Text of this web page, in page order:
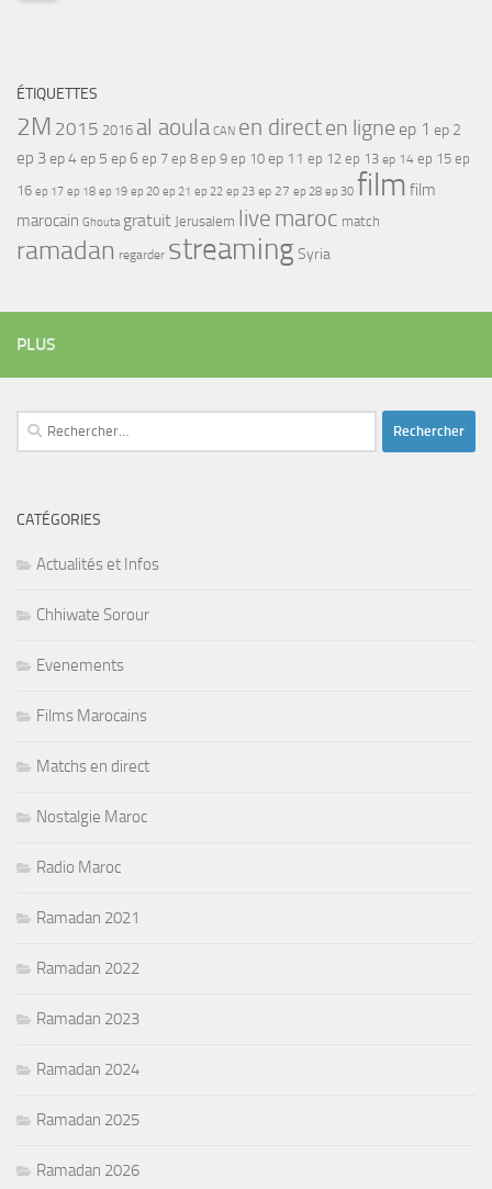
ÉTIQUETTES
2M 2015 2016 al aoula CAN en directen ligne ep 1 ep 2
ep 3ep 4ep 5 ep 6 ep 7 ep 8 ep 9 ep 10 ep 11 ep 12 ep 13 ep 14 ep 15 ep
16 ep 17 ep 18 ep 19 ep 20 ep 21 ep 22 ep 23 ep 27 ep 28 ep 30 film film
marocain Ghouta gratuit Jerusalem live maroc match
ramadan regarder streamingSyria
PLUS
Rechercher :
CATÉGORIES
Actualités et Infos
Chhiwate Sorour
Evenements
Films Marocains
Matchs en direct
Nostalgie Maroc
Radio Maroc
Ramadan 2021
Ramadan 2022
Ramadan 2023
Ramadan 2024
Ramadan 2025
Ramadan 2026